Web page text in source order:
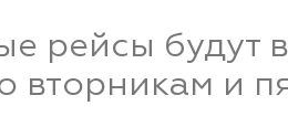
рейсы будут
вторникам и